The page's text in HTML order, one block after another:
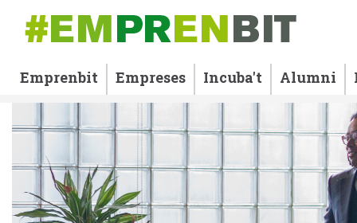
Emprenbit Empreses Incuba't Alumni